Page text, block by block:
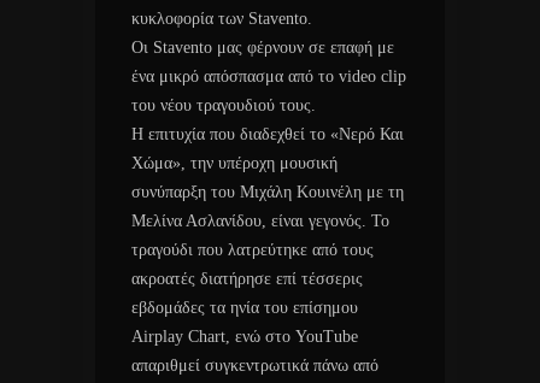
κυκλοφορία των Stavento.
Οι Stavento μας φέρνουν σε επαφή με
ένα μικρό απόσπασμα από το video clip
του νέου τραγουδιού τους.
Η επιτυχία που διαδεχθεί το «Νερό Και
Χώμα», την υπέροχη μουσική
συνύπαρξη του Μιχάλη Κουινέλη με τη
Μελίνα Ασλανίδου, είναι γεγονός. Το
τραγούδι που λατρεύτηκε από τους
ακροατές διατήρησε επί τέσσερις
εβδομάδες τα ηνία του επίσημου
Airplay Chart, ενώ στο YouTube
απαριθμεί συγκεντρωτικά πάνω από